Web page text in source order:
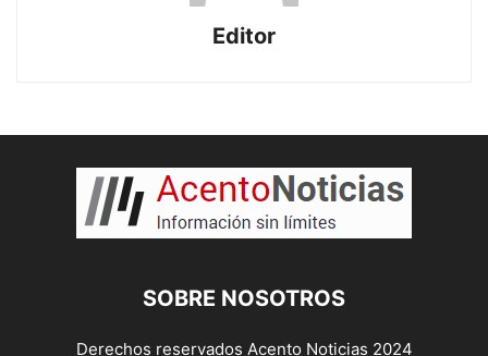
Editor
SOBRE NOSOTROS
Derechos reservados Acento Noticias 2024